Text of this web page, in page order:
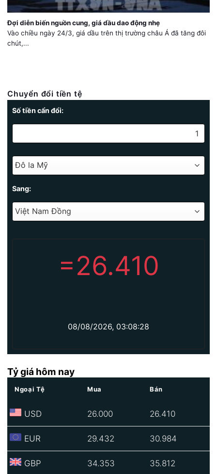
Đợi diễn biến nguồn cung, giá dầu dao động nhẹ
Vào chiều ngày 24/3, giá dầu trên thị trường châu Á đã tăng đôi
chút,...
Chuyển đổi tiền tệ
Số tiền cẩn đổi:
Sang:
=26.410
08/08/2026, 03:08:28
Tỷ giá hôm nay
Ngoại Tệ Mua Bán
USD 26.000 26.410
EUR 29.432 30.984
GBP 34.353 35.812